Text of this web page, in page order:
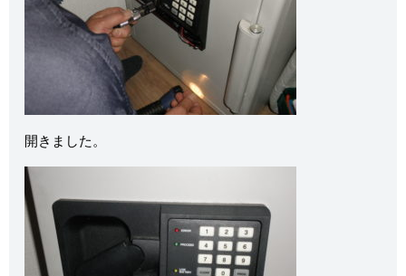
開きました。